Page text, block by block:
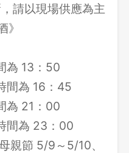
請以現場供應為主
》
為 13：50
間為 16：45
為 21：00
間為 23：00
親節 5/9～5/10、